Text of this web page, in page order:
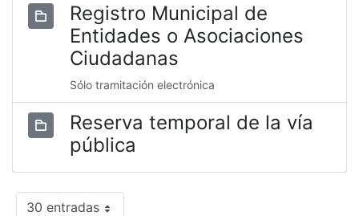
Registro Municipal de
Entidades o Asociaciones
Ciudadanas
Sólo tramitación electrónica
Reserva temporal de la vía
pública
30 entradas